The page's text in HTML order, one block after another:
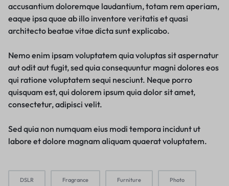
accusantium doloremque laudantium, totam rem aperiam,
eaque ipsa quae ab illo inventore veritatis et quasi
architecto beatae vitae dicta sunt explicabo.
Nemo enim ipsam voluptatem quia voluptas sit aspernatur
aut odit aut fugit, sed quia consequuntur magni dolores eos
qui ratione voluptatem sequi nesciunt. Neque porro
quisquam est, qui dolorem ipsum quia dolor sit amet,
consectetur, adipisci velit.
Sed quia non numquam eius modi tempora incidunt ut
labore et dolore magnam aliquam quaerat voluptatem.
DSLR Fragrance Furniture Photo